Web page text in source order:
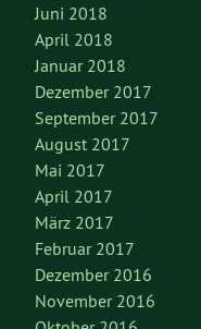
Juni 2018
April 2018
Januar 2018
Dezember 2017
September 2017
August 2017
Mai 2017
April 2017
März 2017
Februar 2017
Dezember 2016
November 2016